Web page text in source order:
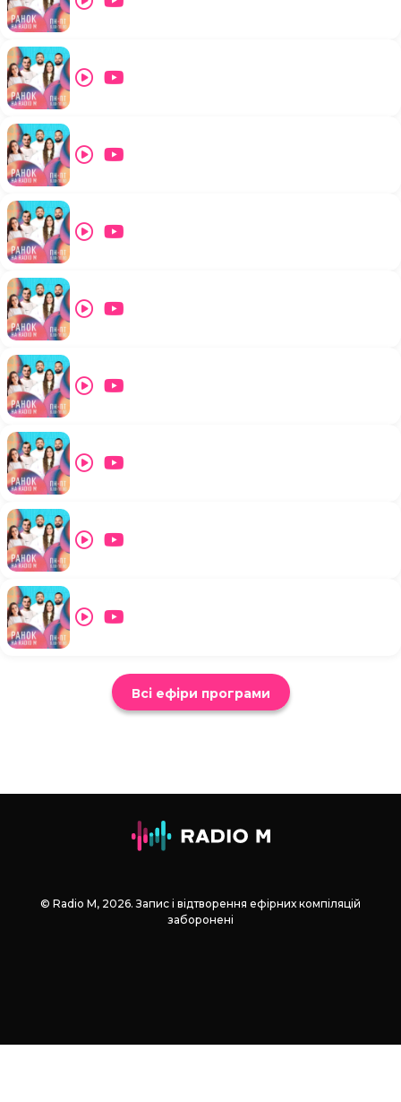
Всі ефіри програми
© Radio М, 2026. Запис і відтворення ефірних компіляцій
заборонені